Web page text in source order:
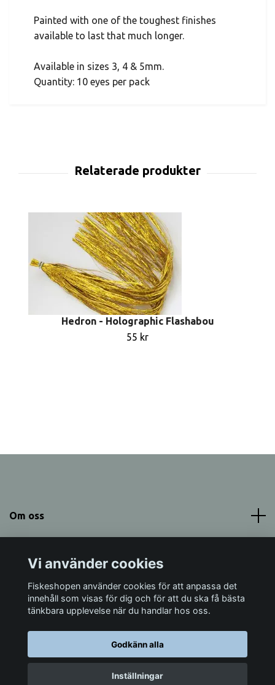
Painted with one of the toughest finishes
available to last that much longer.
Available in sizes 3, 4 & 5mm.
Quantity: 10 eyes per pack
Hedron - Holographic Flashabou
55 kr
Om oss
Sociala medier
© 2026 Fiskeshopen Mörrum
Vi använder cookies
Fiskeshopen använder cookies för att anpassa det
innehåll som visas för dig och för att du ska få bästa
tänkbara upplevelse när du handlar hos oss.
Godkänn alla
Inställningar